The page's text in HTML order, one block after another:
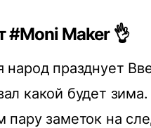
#Moni Maker 👌
народ празднует
какой будет
пару заметок на